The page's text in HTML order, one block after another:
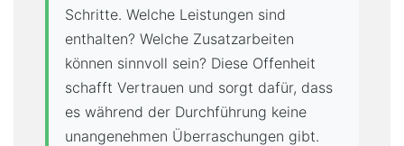
Schritte. Welche Leistungen sind
enthalten? Welche Zusatzarbeiten
können sinnvoll sein? Diese Offenheit
schafft Vertrauen und sorgt dafür, dass
es während der Durchführung keine
unangenehmen Überraschungen gibt.